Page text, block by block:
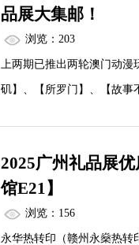
品展大集邮！
浏览：203
上两期已推出两轮澳门动漫
矶】、【所罗门】、【故事
2025广州礼品展
馆E21】
浏览：156
永华热转印（赣州永燊热转